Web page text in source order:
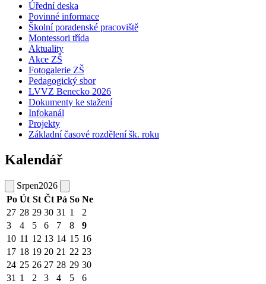
Úřední deska
Povinné informace
Školní poradenské pracoviště
Montessori třída
Aktuality
Akce ZŠ
Fotogalerie ZŠ
Pedagogický sbor
LVVZ Benecko 2026
Dokumenty ke stažení
Infokanál
Projekty
Základní časové rozdělení šk. roku
Kalendář
Srpen2026
Po Út St Čt Pá So Ne
27 28 29 30 31 1
2
3
4 5 6 7 8
9
10 11 12 13 14 15 16
17 18 19 20 21 22 23
24 25 26 27 28 29 30
31 1 2 3 4 5 6